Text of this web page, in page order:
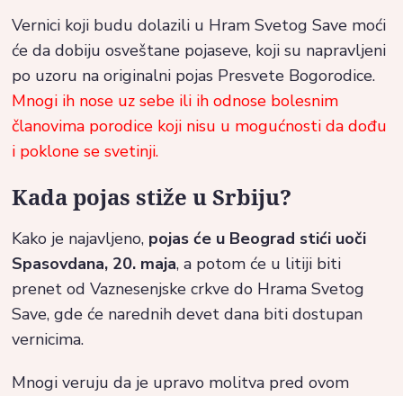
Vernici koji budu dolazili u Hram Svetog Save moći
će da dobiju osveštane pojaseve, koji su napravljeni
po uzoru na originalni pojas Presvete Bogorodice.
Mnogi ih nose uz sebe ili ih odnose bolesnim
članovima porodice koji nisu u mogućnosti da dođu
i poklone se svetinji.
Kada pojas stiže u Srbiju?
Kako je najavljeno, pojas će u Beograd stići uoči
Spasovdana, 20. maja, a potom će u litiji biti
prenet od Vaznesenjske crkve do Hrama Svetog
Save, gde će narednih devet dana biti dostupan
vernicima.
Mnogi veruju da je upravo molitva pred ovom